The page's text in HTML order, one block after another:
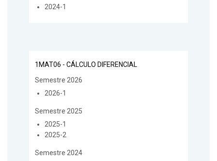
2024-1
1MAT06 - CÁLCULO DIFERENCIAL
Semestre 2026
2026-1
Semestre 2025
2025-1
2025-2
Semestre 2024